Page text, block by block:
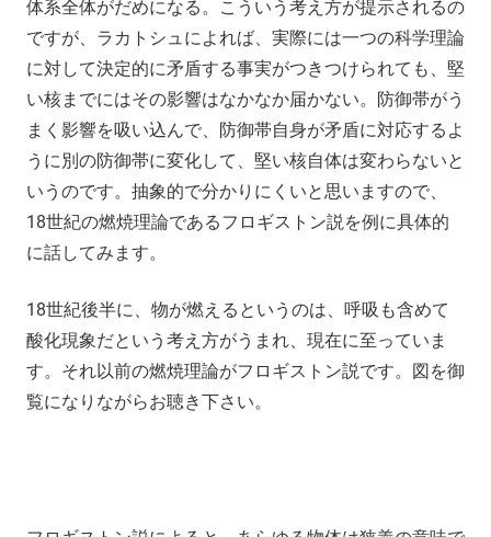
体系全体がだめになる。こういう考え方が提示されるの
ですが、ラカトシュによれば、実際には一つの科学理論
に対して決定的に矛盾する事実がつきつけられても、堅
い核までにはその影響はなかなか届かない。防御帯がう
まく影響を吸い込んで、防御帯自身が矛盾に対応するよ
うに別の防御帯に変化して、堅い核自体は変わらないと
いうのです。抽象的で分かりにくいと思いますので、
18世紀の燃焼理論であるフロギストン説を例に具体的
に話してみます。
18世紀後半に、物が燃えるというのは、呼吸も含めて
酸化現象だという考え方がうまれ、現在に至っていま
す。それ以前の燃焼理論がフロギストン説です。図を御
覧になりながらお聴き下さい。